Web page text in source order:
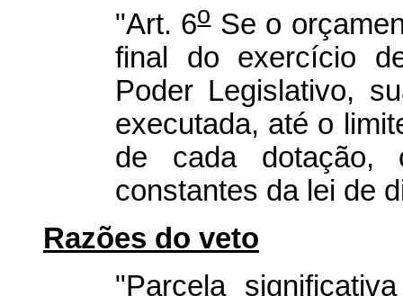
"Art. 6oSe o
final do exercício
Poder Legislativo,
executada, até o
de cada dotação,
constantes da lei de
Razões do veto
"Parcela